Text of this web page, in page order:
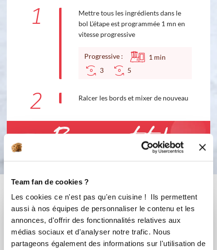
Team fan de cookies ?
Les cookies ce n'est pas qu'en cuisine ! Ils permettent
aussi à nos équipes de personnaliser le contenu et les
annonces, d'offrir des fonctionnalités relatives aux
médias sociaux et d'analyser notre trafic. Nous
partageons également des informations sur l'utilisation de
1
Mettre tous les ingrédients dans le
bol L'étape est programmée 1 mn en
vitesse progressive
Progressive : 1 min
3
5
2 Ralcer les bords et mixer de nouveau
Bon appétit !
Vous aimerez aussi ...